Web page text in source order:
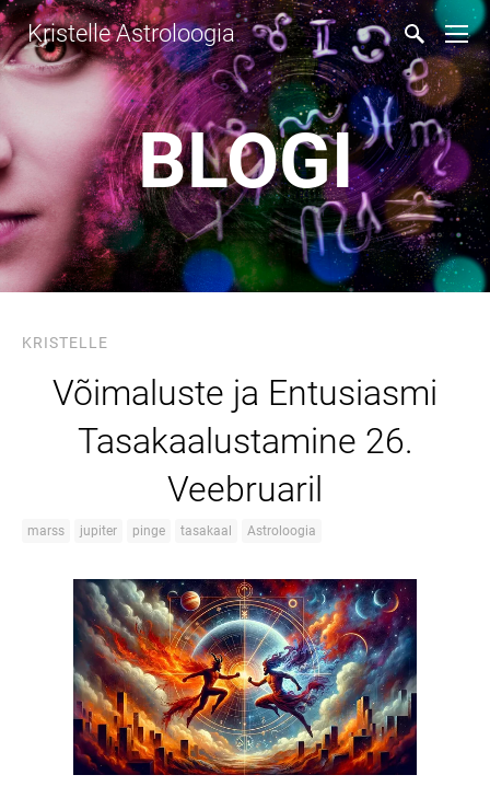
Kristelle Astroloogia
BLOGI
KRISTELLE
Võimaluste ja Entusiasmi
Tasakaalustamine 26.
Veebruaril
marss jupiter pinge tasakaal Astroloogia